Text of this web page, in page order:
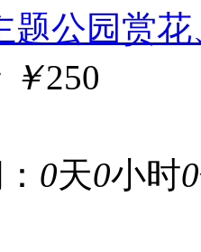
题公园赏
￥250
0天0小时0